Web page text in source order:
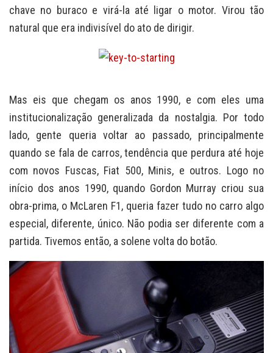
chave no buraco e virá-la até ligar o motor. Virou tão
natural que era indivisível do ato de dirigir.
Mas eis que chegam os anos 1990, e com eles uma
institucionalização generalizada da nostalgia. Por todo
lado, gente queria voltar ao passado, principalmente
quando se fala de carros, tendência que perdura até hoje
com novos Fuscas, Fiat 500, Minis, e outros. Logo no
início dos anos 1990, quando Gordon Murray criou sua
obra-prima, o McLaren F1, queria fazer tudo no carro algo
especial, diferente, único. Não podia ser diferente com a
partida. Tivemos então, a solene volta do botão.